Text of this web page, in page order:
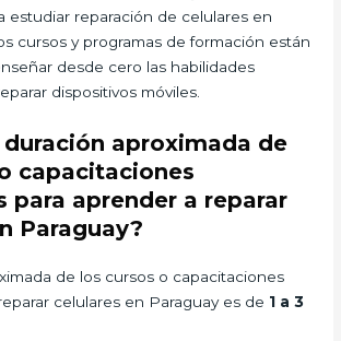
estudiar reparación de celulares en
cursos y programas de formación están
desde cero las habilidades
dispositivos móviles.
duración aproximada de
capacitaciones
para aprender a reparar
Paraguay?
de los cursos o capacitaciones
celulares en Paraguay es de 1 a 3